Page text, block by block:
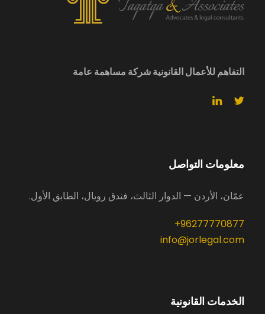
التفاهم للأعمال القانونية شركة مساهمة عامة
معلومات التواصل
عمّان، الأردن — الدوار الثالث، فندق رويال، الطابق الأول.
96277770877+
info@jorlegal.com
الخدمات القانونية